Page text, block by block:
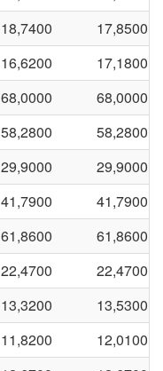
18,7400
17,8500
16,6200
17,1800
68,0000
68,0000
58,2800
58,2800
29,9000
29,9000
41,7900
41,7900
61,8600
61,8600
22,4700
22,4700
13,3200
13,5300
11,8200
12,0100